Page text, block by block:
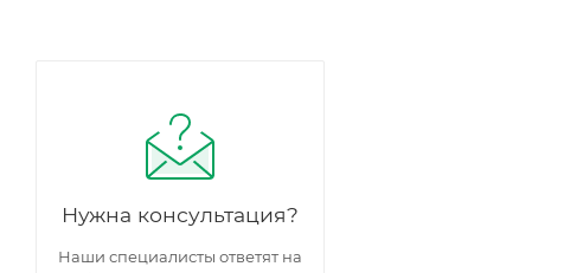
Нужна консультация?
Наши специалисты ответят на